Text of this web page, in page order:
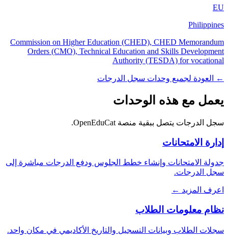
EU
Philippines
Commission on Higher Education (CHED), CHED Memorandum
Orders (CMO), Technical Education and Skills Development
Authority (TESDA) for vocational
← العودة لجميع وحدات سجل الدرجات
يعمل مع هذه الوحدات
سجل الدرجات يتصل ببقية منصة OpenEduCat.
إدارة الامتحانات
جدولة الامتحانات وإنشاء خطط الجلوس ودفع الدرجات مباشرة إلى
سجل الدرجات.
اعرف المزيد ←
نظام معلومات الطلاب
سجلات الطلاب وبيانات التسجيل والتاريخ الأكاديمي في مكان واحد.